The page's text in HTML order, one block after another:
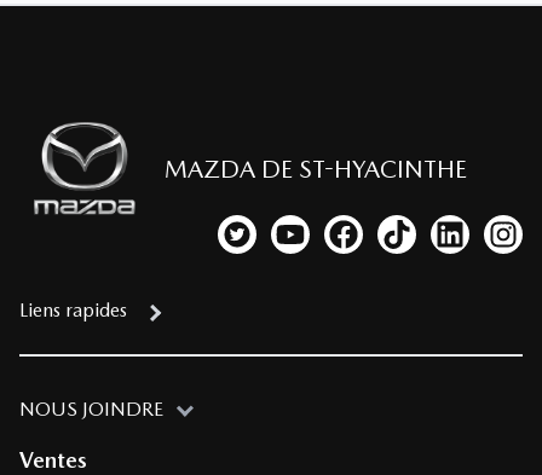
MAZDA DE ST-HYACINTHE
Lien vers notre compte Twitter
Lien vers notre chaîne
Lien vers notre page
Lien vers notre
Lien vers
Lien
Liens rapides
NOUS JOINDRE
Ventes